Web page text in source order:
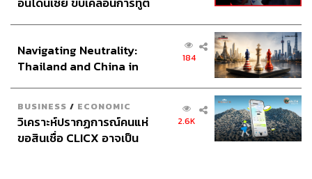
อินโดนีเซีย
Navigating Neutrality:
Thailand and China in
184
BUSINESS / ECONOMIC
วิเคราะห์ปรากฏการณ์คนแห่
ขอสินเชื่อ CLICX อาจเป็น
2.6K